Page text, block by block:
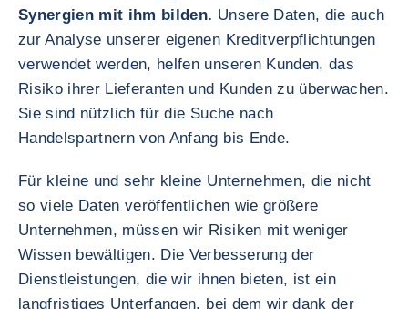
Synergien mit ihm bilden. Unsere Daten, die auch
zur Analyse unserer eigenen Kreditverpflichtungen
verwendet werden, helfen unseren Kunden, das
Risiko ihrer Lieferanten und Kunden zu überwachen.
Sie sind nützlich für die Suche nach
Handelspartnern von Anfang bis Ende.
Für kleine und sehr kleine Unternehmen, die nicht
so viele Daten veröffentlichen wie größere
Unternehmen, müssen wir Risiken mit weniger
Wissen bewältigen. Die Verbesserung der
Dienstleistungen, die wir ihnen bieten, ist ein
langfristiges Unterfangen, bei dem wir dank der